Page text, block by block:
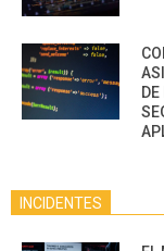
INCIDENTES